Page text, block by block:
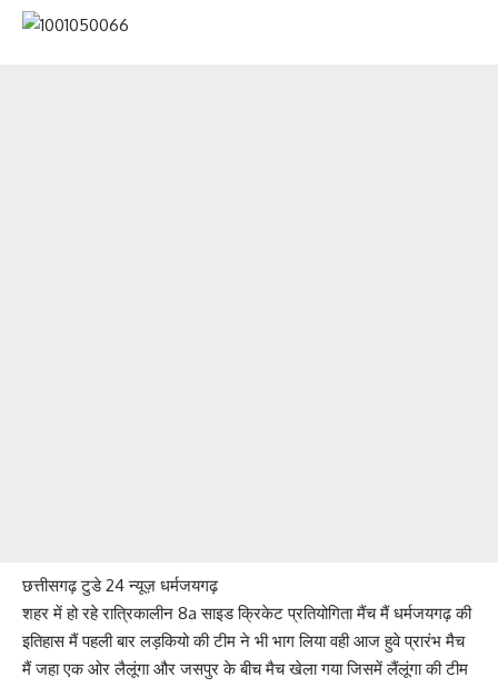
छत्तीसगढ़ टुडे 24 न्यूज़ धर्मजयगढ़
शहर में हो रहे रात्रिकालीन 8a साइड क्रिकेट प्रतियोगिता मैंच मैं धर्मजयगढ़ की
इतिहास मैं पहली बार लड़कियो की टीम ने भी भाग लिया वही आज हुवे प्रारंभ मैच
मैं जहा एक ओर लैलूंगा और जसपुर के बीच मैच खेला गया जिसमें लैंलूंगा की टीम